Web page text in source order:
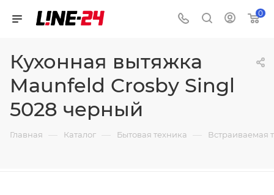
0
Кухонная вытяжка
Maunfeld Crosby Singl
5028 черный
Главная — Каталог — Бытовая техника — Встраиваемая